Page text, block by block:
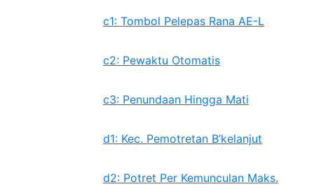
c1: Tombol Pelepas Rana AE-L
c2: Pewaktu Otomatis
c3: Penundaan Hingga Mati
d1: Kec. Pemotretan B’kelanjut
d2: Potret Per Kemunculan Maks.